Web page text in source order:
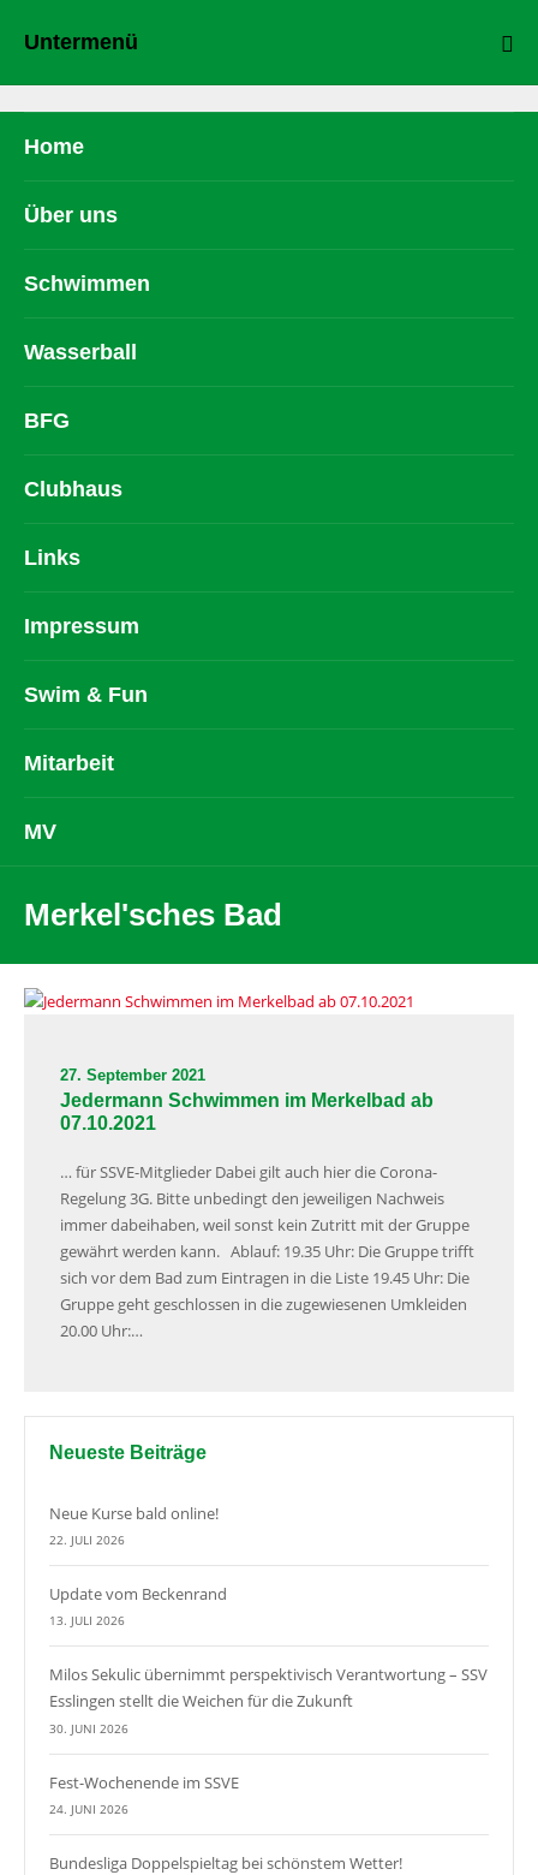
Untermenü
Home
Über uns
Schwimmen
Wasserball
BFG
Clubhaus
Links
Impressum
Swim & Fun
Mitarbeit
MV
Merkel'sches Bad
27. September 2021
Jedermann Schwimmen im Merkelbad ab
07.10.2021
… für SSVE-Mitglieder Dabei gilt auch hier die Corona-
Regelung 3G. Bitte unbedingt den jeweiligen Nachweis
immer dabeihaben, weil sonst kein Zutritt mit der Gruppe
gewährt werden kann. Ablauf: 19.35 Uhr: Die Gruppe trifft
sich vor dem Bad zum Eintragen in die Liste 19.45 Uhr: Die
Gruppe geht geschlossen in die zugewiesenen Umkleiden
20.00 Uhr:…
Neueste Beiträge
Neue Kurse bald online!
22. JULI 2026
Update vom Beckenrand
13. JULI 2026
Milos Sekulic übernimmt perspektivisch Verantwortung – SSV
Esslingen stellt die Weichen für die Zukunft
30. JUNI 2026
Fest-Wochenende im SSVE
24. JUNI 2026
Bundesliga Doppelspieltag bei schönstem Wetter!